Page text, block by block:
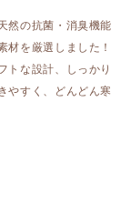
然の抗菌・消臭機能
材を厳選しました！
トな設計、しっかり
やすく、どんどん寒